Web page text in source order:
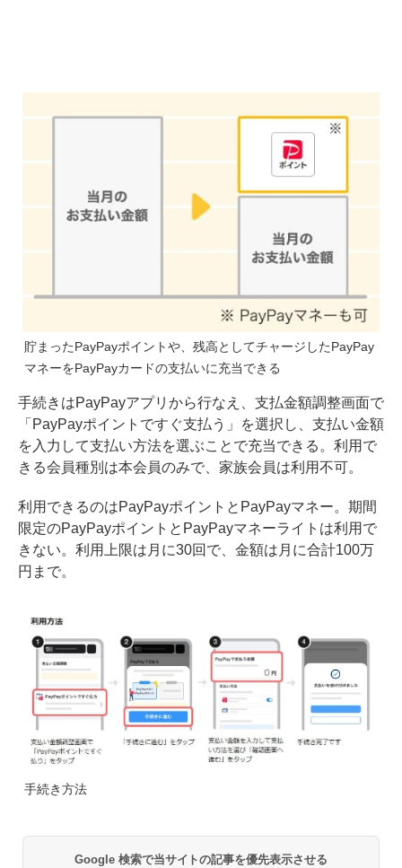
貯まったPayPayポイントや、残高としてチャージしたPayPay
マネーをPayPayカードの支払いに充当できる
手続きはPayPayアプリから行なえ、支払金額調整画面で
「PayPayポイントですぐ支払う」を選択し、支払い金額
を入力して支払い方法を選ぶことで充当できる。利用で
きる会員種別は本会員のみで、家族会員は利用不可。
利用できるのはPayPayポイントとPayPayマネー。期間
限定のPayPayポイントとPayPayマネーライトは利用で
きない。利用上限は月に30回で、金額は月に合計100万
円まで。
手続き方法
Google 検索で当サイトの記事を優先表示させる